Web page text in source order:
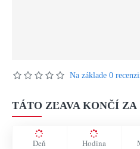
Na základe 0
TÁTO ZĽAVA KONČÍ ZA
Deň Hodina